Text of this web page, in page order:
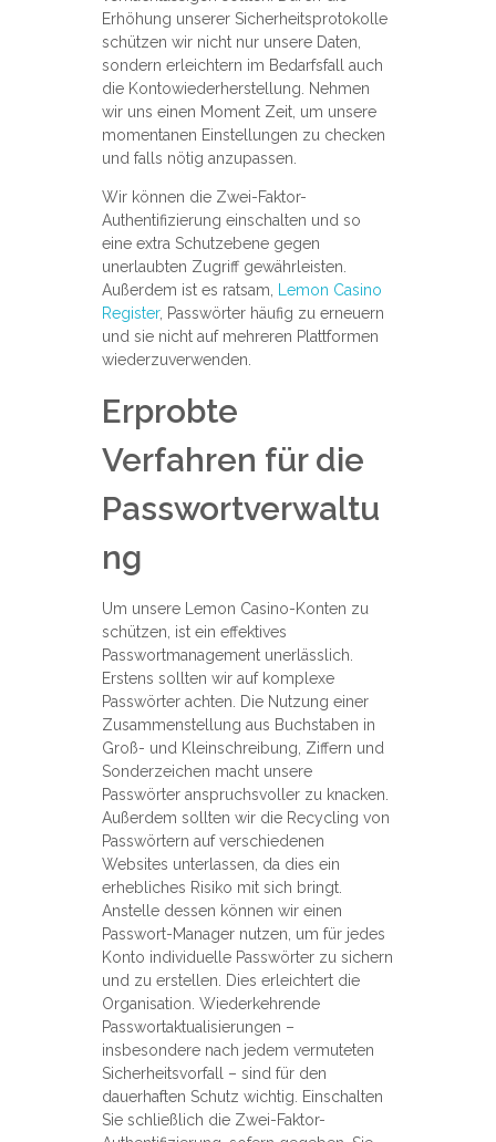
Erhöhung unserer Sicherheitsprotokolle
schützen wir nicht nur unsere Daten,
sondern erleichtern im Bedarfsfall auch
die Kontowiederherstellung. Nehmen
wir uns einen Moment Zeit, um unsere
momentanen Einstellungen zu checken
und falls nötig anzupassen.
Wir können die Zwei-Faktor-
Authentifizierung einschalten und so
eine extra Schutzebene gegen
unerlaubten Zugriff gewährleisten.
Außerdem ist es ratsam, Lemon Casino
Register, Passwörter häufig zu erneuern
und sie nicht auf mehreren Plattformen
wiederzuverwenden.
Erprobte
Verfahren für die
Passwortverwaltu
ng
Um unsere Lemon Casino-Konten zu
schützen, ist ein effektives
Passwortmanagement unerlässlich.
Erstens sollten wir auf komplexe
Passwörter achten. Die Nutzung einer
Zusammenstellung aus Buchstaben in
Groß- und Kleinschreibung, Ziffern und
Sonderzeichen macht unsere
Passwörter anspruchsvoller zu knacken.
Außerdem sollten wir die Recycling von
Passwörtern auf verschiedenen
Websites unterlassen, da dies ein
erhebliches Risiko mit sich bringt.
Anstelle dessen können wir einen
Passwort-Manager nutzen, um für jedes
Konto individuelle Passwörter zu sichern
und zu erstellen. Dies erleichtert die
Organisation. Wiederkehrende
Passwortaktualisierungen –
insbesondere nach jedem vermuteten
Sicherheitsvorfall – sind für den
dauerhaften Schutz wichtig. Einschalten
Sie schließlich die Zwei-Faktor-